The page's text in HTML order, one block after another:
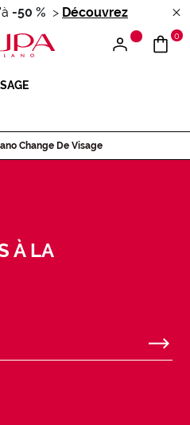
-50 % > Découvrez
0
Change De Visage
À LA